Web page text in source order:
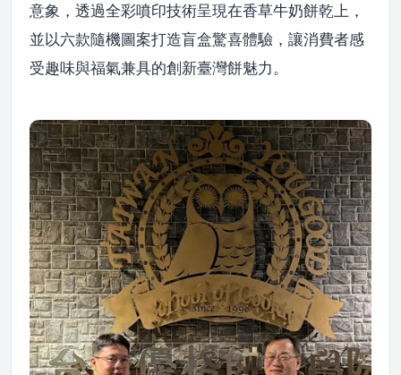
意象，透過全彩噴印技術呈現在香草牛奶餅乾上，
並以六款隨機圖案打造盲盒驚喜體驗，讓消費者感
受趣味與福氣兼具的創新臺灣餅魅力。